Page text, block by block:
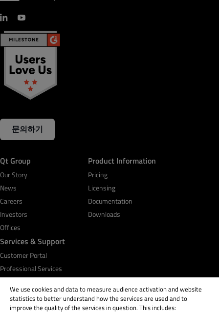
문의하기
Qt Group
Our Story
News
Careers
Investors
Offices
Product Information
Pricing
Licensing
Documentation
Downloads
Services & Support
Customer Portal
Professional Services
We use cookies and data to measure audience activation and website
statistics to better understand how the services are used and to
improve the quality of the services in question. This includes: